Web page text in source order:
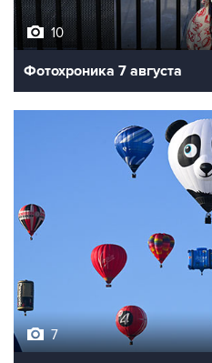
10
Фотохроника 7 августа
7